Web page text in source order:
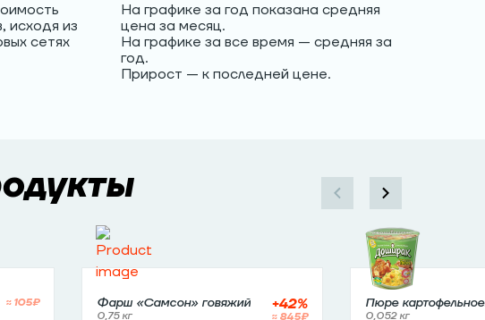
исходя из
сетях
На графике за год показана средняя
цена за месяц.
На графике за все время — средняя за
год.
Прирост — к последней цене.
≈105₽ Фарш «Самсон» говяжий
0,75 кг
+42%
≈845₽
Пюре картофельное
«Доширак» Курица с
0,052 кг